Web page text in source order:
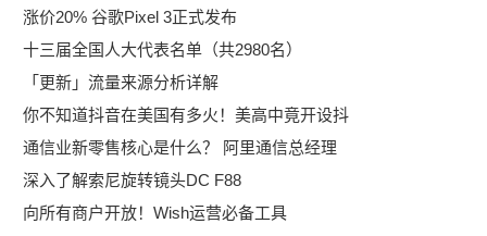
涨价20% 谷歌Pixel 3正式发布
十三届全国人大代表名单（共2980名）
「更新」流量来源分析详解
你不知道抖音在美国有多火！美高中竟开设抖
通信业新零售核心是什么？ 阿里通信总经理
深入了解索尼旋转镜头DC F88
向所有商户开放！Wish运营必备工具